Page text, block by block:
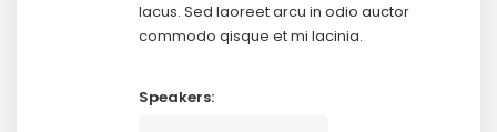
lacus. Sed laoreet arcu in odio auctor
commodo qisque et mi lacinia.
Speakers: